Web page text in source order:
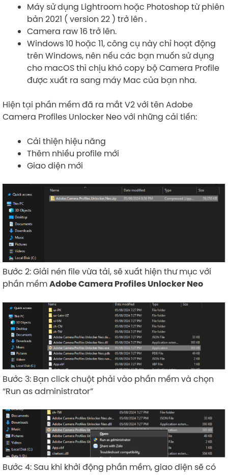
Máy sử dụng Lightroom hoặc Photoshop từ phiên
bản 2021 ( version 22 ) trở lên .
Camera raw 16 trở lên.
Windows 10 hoặc 11, công cụ này chỉ hoạt động
trên Windows, nên nếu các bạn muốn sử dụng
cho macOS thì chịu khó copy bộ Camera Profile
được xuất ra sang máy Mac của bạn nha.
Hiện tại phần mềm đã ra mắt V2 với tên Adobe
Camera Profiles Unlocker Neo với những cải tiến:
Cải thiện hiệu năng
Thêm nhiều profile mới
Giao diện mới
Bước 2: Giải nén file vừa tải, sẽ xuất hiện thư mục với
phần mềmAdobe Camera Profiles Unlocker Neo
Bước 3: Bạn click chuột phải vào phần mềm và chọn
“Run as administrator”
Bước 4: Sau khi khởi động phần mềm, giao diện sẽ có